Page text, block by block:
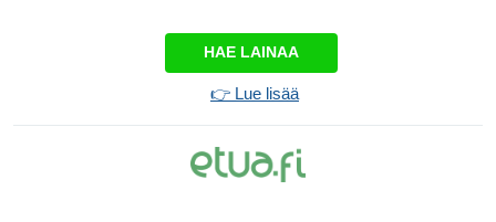
HAE LAINAA
👉 Lue lisää